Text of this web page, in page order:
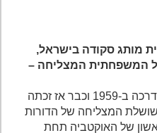
מותג סקודה בישראל,
המשפחתית המצליחה –
האוקטביה הראשונה החלה את דרכה ב-1959 וכבר אז זכתה
המצליחה של הדורות
הראשון של האוקטביה תחת